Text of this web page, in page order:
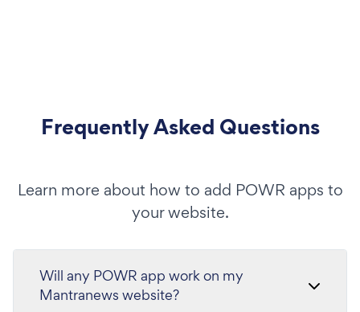
Frequently Asked Questions
Learn more about how to add POWR apps to
your website.
Will any POWR app work on my
Mantranews website?